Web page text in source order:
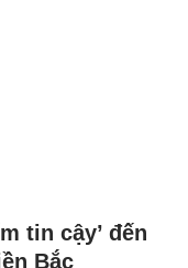
tin cậy’ đến
Bắc